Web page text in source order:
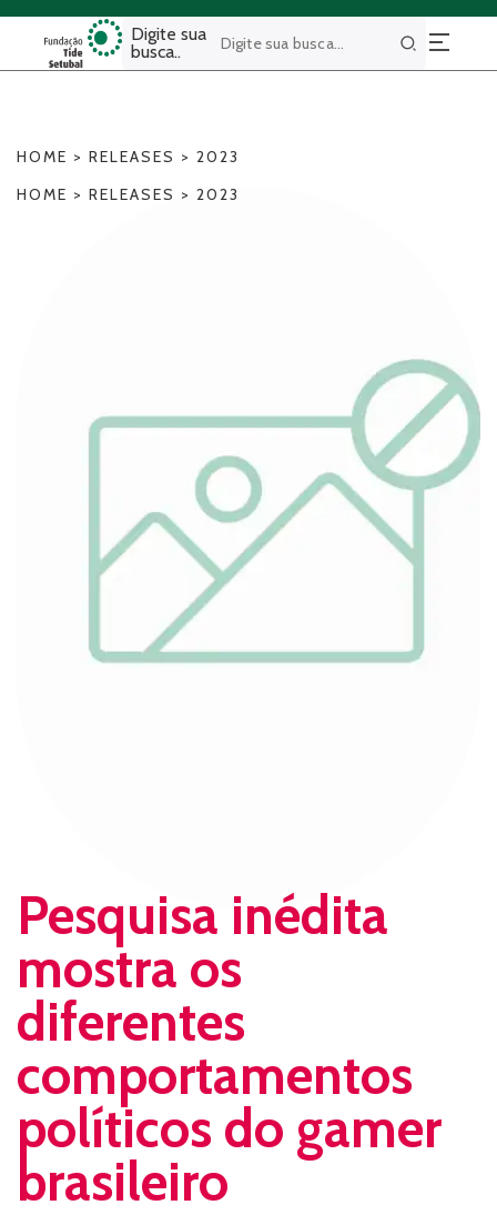
Digite sua
busca..
Buscar
HOME > RELEASES > 2023
HOME > RELEASES > 2023
Pesquisa inédita
mostra os
diferentes
comportamentos
políticos do gamer
brasileiro